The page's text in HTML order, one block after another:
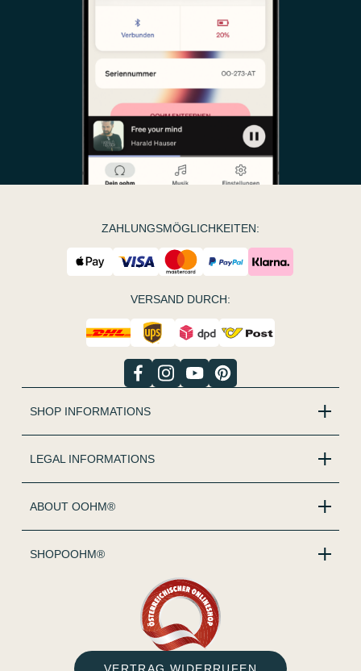
ZAHLUNGSMÖGLICHKEITEN:
VERSAND DURCH:
SHOP INFORMATIONS
LEGAL INFORMATIONS
ABOUT OOHM®
SHOPOOHM®